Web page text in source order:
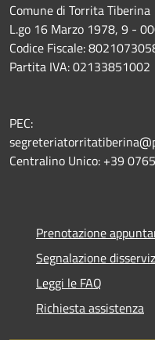
Comune di Torrita Tiberina
L.go 16 Marzo 1978, 9 -
Codice Fiscale:
Partita IVA: 02133851002
PEC:
Centralino Unico: +39
Prenotazione
Segnalazione
Leggi le FAQ
Richiesta assistenza